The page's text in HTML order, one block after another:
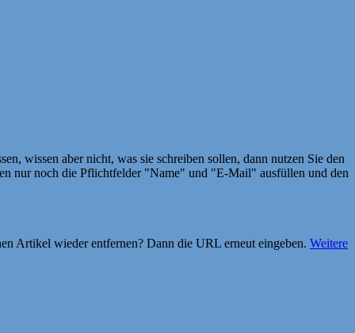
wissen aber nicht, was sie schreiben sollen, dann nutzen Sie den
nur noch die Pflichtfelder "Name" und "E-Mail" ausfüllen und den
Artikel wieder entfernen? Dann die URL erneut eingeben. Weitere